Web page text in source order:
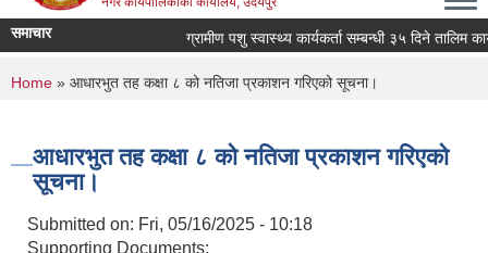
समाचार ग्रामीण पशु स्वास्थ्य कार्यकर्ता सम्बन्धी ३५ दिने तालिम
You are here
Home » आधारभुत तह कक्षा ८ को नतिजा प्रकाशन गरिएको सूचना।
आधारभुत तह कक्षा ८ को नतिजा प्रकाशन गरिएको
सूचना।
Submitted on: Fri, 05/16/2025 - 10:18
Supporting Documents: